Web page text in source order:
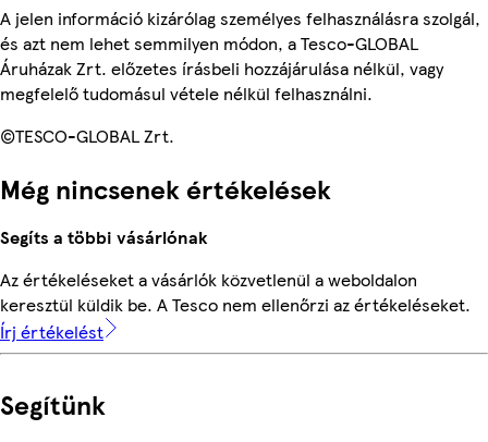
A jelen információ kizárólag személyes felhasználásra szolgál,
és azt nem lehet semmilyen módon, a Tesco-GLOBAL
Áruházak Zrt. előzetes írásbeli hozzájárulása nélkül, vagy
megfelelő tudomásul vétele nélkül felhasználni.
©TESCO-GLOBAL Zrt.
Még nincsenek értékelések
Segíts a többi vásárlónak
Az értékeléseket a vásárlók közvetlenül a weboldalon
keresztül küldik be. A Tesco nem ellenőrzi az értékeléseket.
Írj értékelést
Segítünk